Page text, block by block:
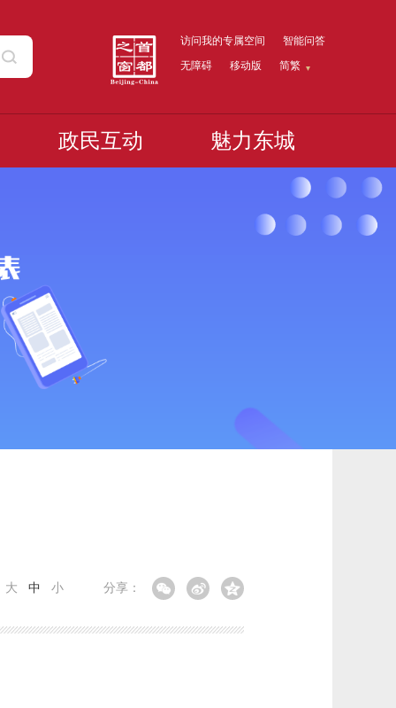
访问我的专属空间
智能问答
无障碍
移动版 简繁
政民互动 魅力东城
分享：
大 中 小